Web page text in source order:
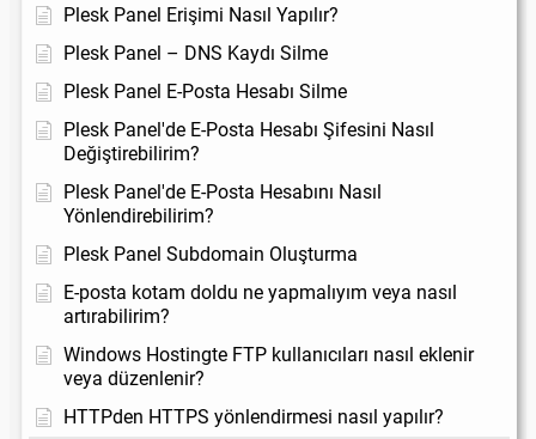
Plesk Panel Erişimi Nasıl Yapılır?
Plesk Panel – DNS Kaydı Silme
Plesk Panel E-Posta Hesabı Silme
Plesk Panel'de E-Posta Hesabı Şifesini Nasıl
Değiştirebilirim?
Plesk Panel'de E-Posta Hesabını Nasıl
Yönlendirebilirim?
Plesk Panel Subdomain Oluşturma
E-posta kotam doldu ne yapmalıyım veya nasıl
artırabilirim?
Windows Hostingte FTP kullanıcıları nasıl eklenir
veya düzenlenir?
HTTPden HTTPS yönlendirmesi nasıl yapılır?